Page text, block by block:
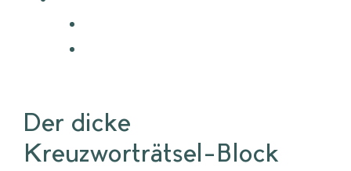
Der dicke
Kreuzworträtsel-Block –